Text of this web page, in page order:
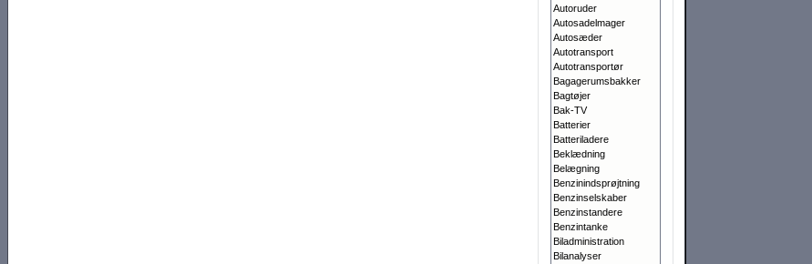
Autoruder
Autosadelmager
Autosæder
Autotransport
Autotransportør
Bagagerumsbakker
Bagtøjer
Bak-TV
Batterier
Batteriladere
Beklædning
Belægning
Benzinindsprøjtning
Benzinselskaber
Benzinstandere
Benzintanke
Biladministration
Bilanalyser